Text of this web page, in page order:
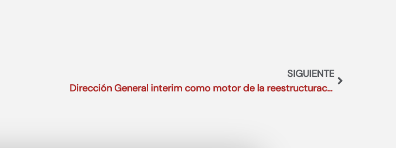
SIGUIENTE
Dirección General interim como motor de la reestructuración financiera y operativa en el sector Agroalimentario